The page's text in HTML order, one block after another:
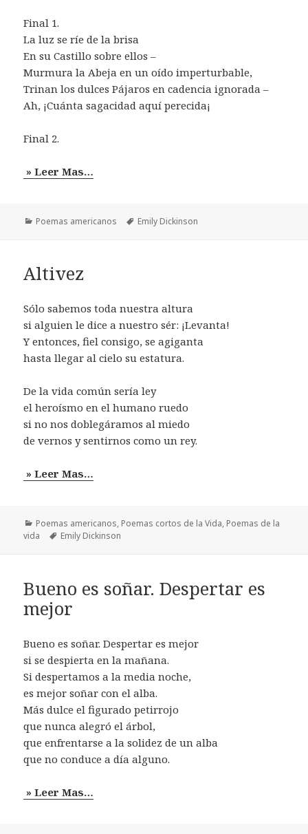
Final 1.
La luz se ríe de la brisa
En su Castillo sobre ellos –
Murmura la Abeja en un oído imperturbable,
Trinan los dulces Pájaros en cadencia ignorada –
Ah, ¡Cuánta sagacidad aquí perecida¡
Final 2.
» Leer Mas…
Categorías
Poemas americanos Etiquetas
Emily Dickinson
Altivez
Sólo sabemos toda nuestra altura
si alguien le dice a nuestro sér: ¡Levanta!
Y entonces, fiel consigo, se agiganta
hasta llegar al cielo su estatura.
De la vida común sería ley
el heroísmo en el humano ruedo
si no nos doblegáramos al miedo
de vernos y sentirnos como un rey.
» Leer Mas…
Categorías
Poemas americanos, Poemas cortos de la Vida, Poemas de la
vida
Etiquetas
Emily Dickinson
Bueno es soñar. Despertar es
mejor
Bueno es soñar. Despertar es mejor
si se despierta en la mañana.
Si despertamos a la media noche,
es mejor soñar con el alba.
Más dulce el figurado petirrojo
que nunca alegró el árbol,
que enfrentarse a la solidez de un alba
que no conduce a día alguno.
» Leer Mas…